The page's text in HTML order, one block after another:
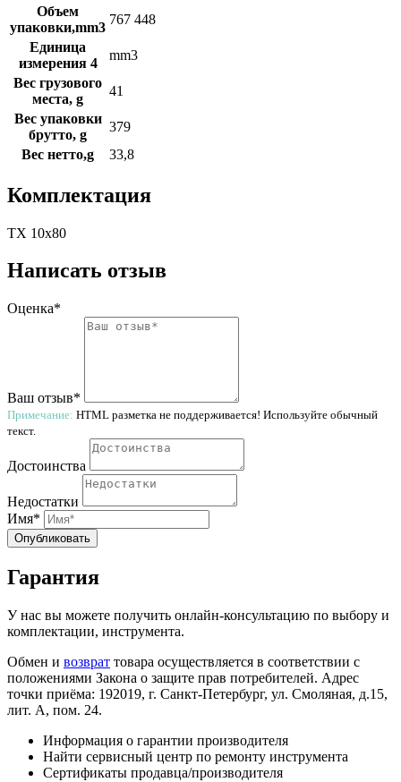
Объем
упаковки,mm3
767 448
Единица
измерения 4
mm3
Вес грузового
места, g
41
Вес упаковки
брутто, g
379
Вес нетто,g
33,8
Комплектация
TX 10x80
Написать отзыв
Оценка*
Ваш отзыв*
Примечание: HTML разметка не поддерживается! Используйте обычный
текст.
Достоинства
Недостатки
Имя*
Опубликовать
Гарантия
У нас вы можете получить онлайн-консультацию по выбору и
комплектации, инструмента.
Обмен и возврат товара осуществляется в соответствии с
положениями Закона о защите прав потребителей. Адрес
точки приёма: 192019, г. Санкт-Петербург, ул. Смоляная, д.15,
лит. А, пом. 24.
Информация о гарантии производителя
Найти сервисный центр по ремонту инструмента
Сертификаты продавца/производителя